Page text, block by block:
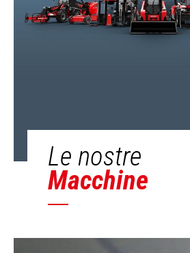
Le nostre
Macchine